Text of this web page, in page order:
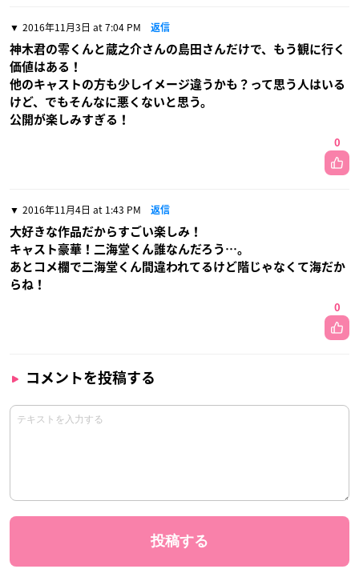
2016年11月3日 at 7:04 PM 返信
神木君の零くんと蔵之介さんの島田さんだけで、もう観に行く
価値はある！
他のキャストの方も少しイメージ違うかも？って思う人はいる
けど、でもそんなに悪くないと思う。
公開が楽しみすぎる！
0
2016年11月4日 at 1:43 PM 返信
大好きな作品だからすごい楽しみ！
キャスト豪華！二海堂くん誰なんだろう…。
あとコメ欄で二海堂くん間違われてるけど階じゃなくて海だか
らね！
0
コメントを投稿する